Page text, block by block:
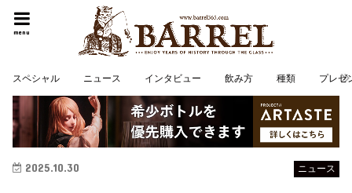
menu
スペシャル ニュース インタビュー 飲み方 種類 プレゼ
ニュース
2025.10.30